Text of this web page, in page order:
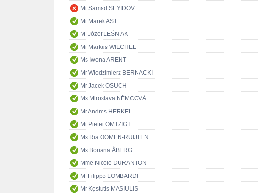
Mr Samad SEYIDOV
Mr Marek AST
M. Józef LEŚNIAK
Mr Markus WIECHEL
Ms Iwona ARENT
Mr Włodzimierz BERNACKI
Mr Jacek OSUCH
Ms Miroslava NĚMCOVÁ
Mr Andres HERKEL
Mr Pieter OMTZIGT
Ms Ria OOMEN-RUIJTEN
Ms Boriana ÅBERG
Mme Nicole DURANTON
M. Filippo LOMBARDI
Mr Kęstutis MASIULIS